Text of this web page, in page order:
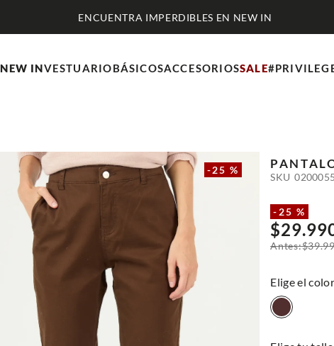
ENCUENTRA IMPERDIBLES EN NEW IN
NEW INVESTUARIOBÁSICOSACCESORIOSSALE
-25 %
SKU
- 25 %
$29.
$39.